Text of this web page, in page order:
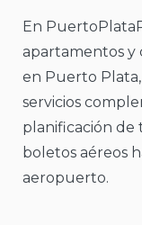
En
apartamentos y
en Puerto
servicios
planificación de
boletos aéreos
aeropuerto.